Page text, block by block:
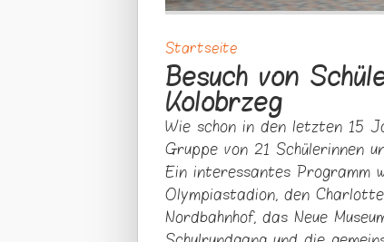
Sie sind hier
Startseite
Besuch von
Kolobrzeg
Wie schon in den letzten 15
Gruppe von 21 Schülerinnen
Ein interessantes Programm
Olympiastadion, den
Nordbahnhof, das Neue